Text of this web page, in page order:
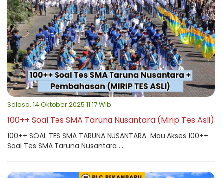
Selasa, 14 Oktober 2025 11:17 Wib
100++ Soal Tes SMA Taruna Nusantara (Mirip Tes Asli)
100++ SOAL TES SMA TARUNA NUSANTARA Mau Akses 100++
Soal Tes SMA Taruna Nusantara ...